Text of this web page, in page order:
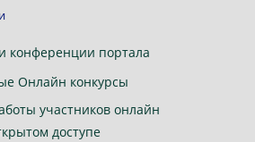
конференции портала
Онлайн конкурсы
участников онлайн
доступе